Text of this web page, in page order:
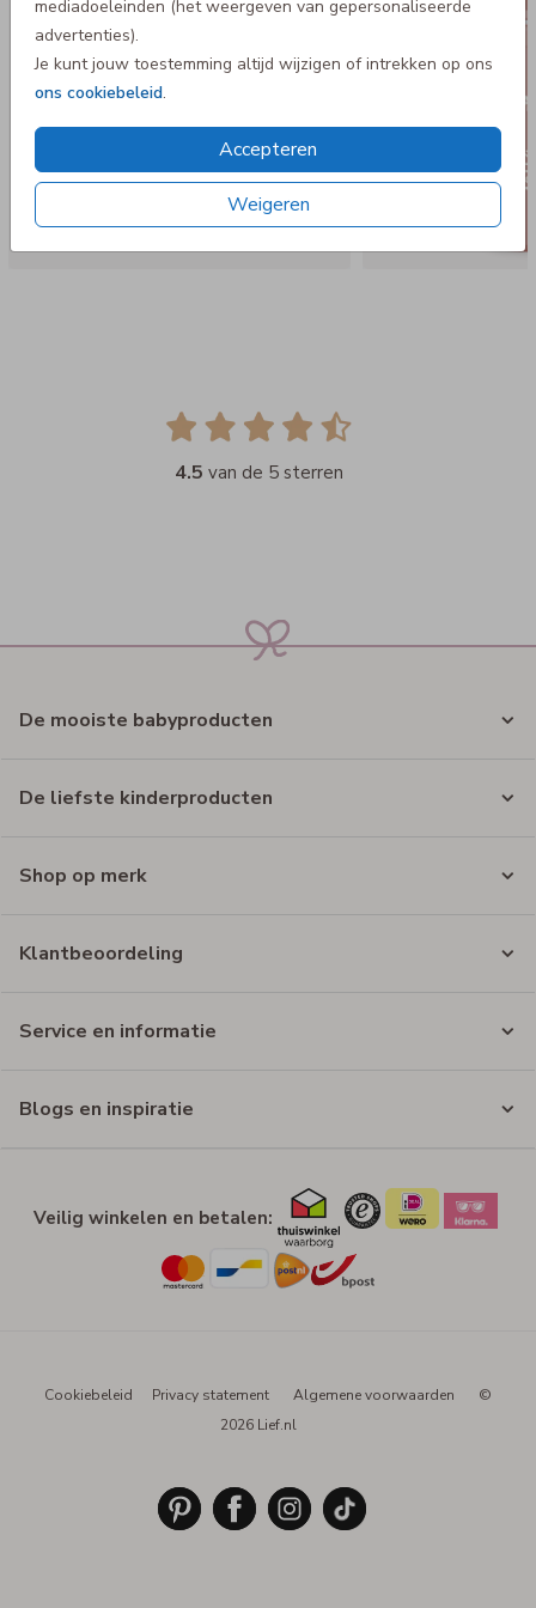
mediadoeleinden (het weergeven van gepersonaliseerde
advertenties).
Je kunt jouw toestemming altijd wijzigen of intrekken op ons
ons cookiebeleid.
Accepteren
Weigeren
4.5 van de 5 sterren
De mooiste babyproducten
De liefste kinderproducten
Shop op merk
Klantbeoordeling
Service en informatie
Blogs en inspiratie
Veilig winkelen en betalen:
Cookiebeleid Privacy statement Algemene voorwaarden
©
2026 Lief.nl